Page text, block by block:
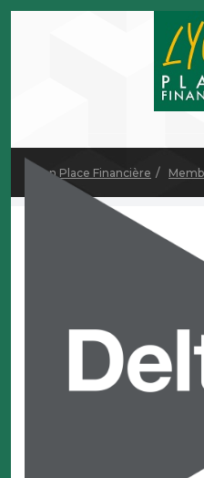
Lyon Place Financière